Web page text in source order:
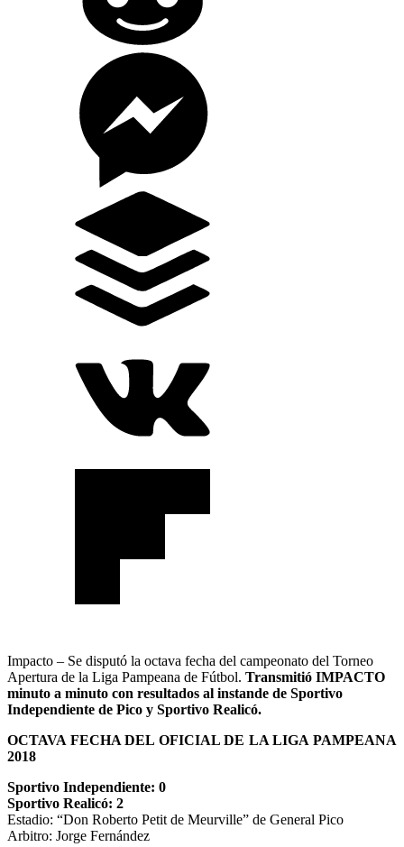
Impacto – Se disputó la octava fecha del campeonato del Torneo
Apertura de la Liga Pampeana de Fútbol. Transmitió IMPACTO
minuto a minuto con resultados al instande de Sportivo
Independiente de Pico y Sportivo Realicó.
OCTAVA FECHA DEL OFICIAL DE LA LIGA PAMPEANA
2018
Sportivo Independiente: 0
Sportivo Realicó: 2
Estadio: “Don Roberto Petit de Meurville” de General Pico
Arbitro: Jorge Fernández